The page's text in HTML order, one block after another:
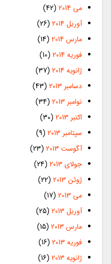
می 2014
(42)
آوریل 2014
(26)
مارس 2014
(14)
فوریه 2014
(10)
ژانویه 2014
(37)
دسامبر 2013
(43)
نوامبر 2013
(34)
اکتبر 2013
(30)
سپتامبر 2013
(9)
آگوست 2013
(23)
جولای 2013
(24)
ژوئن 2013
(22)
می 2013
(17)
آوریل 2013
(25)
مارس 2013
(15)
فوریه 2013
(16)
ژانویه 2013
(16)